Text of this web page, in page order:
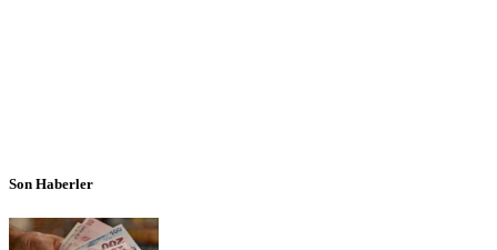
Son Haberler